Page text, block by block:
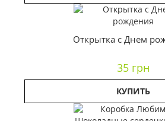
Открытка с Днем
35 грн
КУПИТЬ